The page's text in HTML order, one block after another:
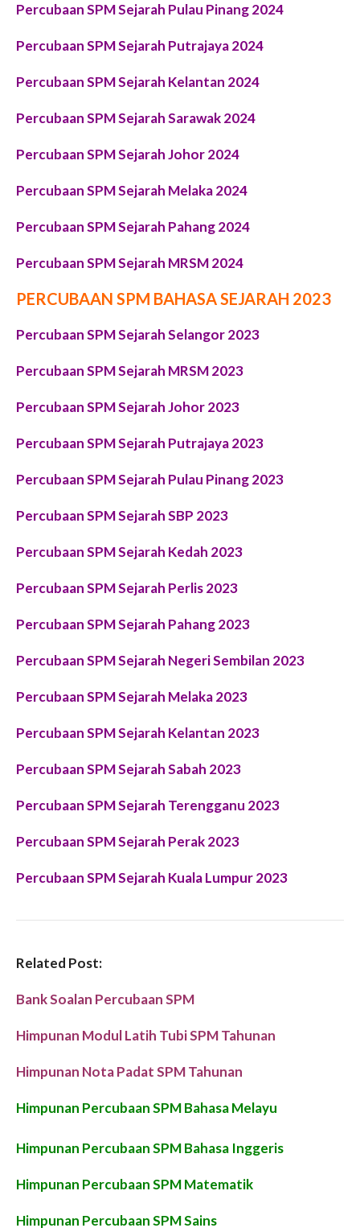
Percubaan SPM Sejarah Pulau Pinang 2024
Percubaan SPM Sejarah Putrajaya 2024
Percubaan SPM Sejarah Kelantan 2024
Percubaan SPM Sejarah Sarawak 2024
Percubaan SPM Sejarah Johor 2024
Percubaan SPM Sejarah Melaka 2024
Percubaan SPM Sejarah Pahang 2024
Percubaan SPM Sejarah MRSM 2024
PERCUBAAN SPM BAHASA SEJARAH 2023
Percubaan SPM Sejarah Selangor 2023
Percubaan SPM Sejarah MRSM 2023
Percubaan SPM Sejarah Johor 2023
Percubaan SPM Sejarah Putrajaya 2023
Percubaan SPM Sejarah Pulau Pinang 2023
Percubaan SPM Sejarah SBP 2023
Percubaan SPM Sejarah Kedah 2023
Percubaan SPM Sejarah Perlis 2023
Percubaan SPM Sejarah Pahang 2023
Percubaan SPM Sejarah Negeri Sembilan 2023
Percubaan SPM Sejarah Melaka 2023
Percubaan SPM Sejarah Kelantan 2023
Percubaan SPM Sejarah Sabah 2023
Percubaan SPM Sejarah Terengganu 2023
Percubaan SPM Sejarah Perak 2023
Percubaan SPM Sejarah Kuala Lumpur 2023
Related Post:
Bank Soalan Percubaan SPM
Himpunan Modul Latih Tubi SPM Tahunan
Himpunan Nota Padat SPM Tahunan
Himpunan Percubaan SPM Bahasa Melayu
Himpunan Percubaan SPM Bahasa Inggeris
Himpunan Percubaan SPM Matematik
Himpunan Percubaan SPM Sains